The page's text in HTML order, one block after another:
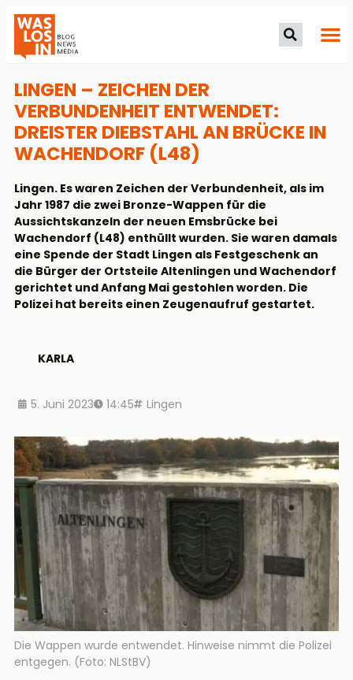
LINGEN – ZEICHEN DER
VERBUNDENHEIT ENTWENDET:
DREISTER DIEBSTAHL AN BRÜCKE IN
WACHENDORF (L48)
Lingen. Es waren Zeichen der Verbundenheit, als im
Jahr 1987 die zwei Bronze-Wappen für die
Aussichtskanzeln der neuen Emsbrücke bei
Wachendorf (L48) enthüllt wurden. Sie waren damals
eine Spende der Stadt Lingen als Festgeschenk an
die Bürger der Ortsteile Altenlingen und Wachendorf
gerichtet und Anfang Mai gestohlen worden. Die
Polizei hat bereits einen Zeugenaufruf gestartet.
KARLA
5. Juni 2023 14:45 Lingen
Die Wappen wurde entwendet. Hinweise nimmt die Polizei
entgegen. (Foto: NLStBV)